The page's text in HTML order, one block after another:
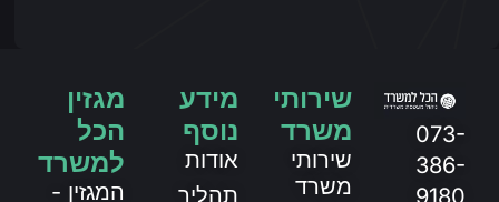
073-
386-
9180
שירותי
משרד
שירותי
משרד
מידע
נוסף
אודות
תהליך
מגזין
הכל
למשרד
המגזין -